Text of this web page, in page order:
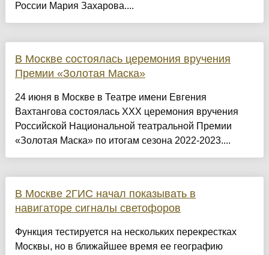
России Мария Захарова....
В Москве состоялась церемония вручения
Премии «Золотая Маска»
24 июня в Москве в Театре имени Евгения
Вахтангова состоялась XXX церемония вручения
Российской Национальной театральной Премии
«Золотая Маска» по итогам сезона 2022-2023....
В Москве 2ГИС начал показывать в
навигаторе сигналы светофоров
Функция тестируется на нескольких перекрестках
Москвы, но в ближайшее время ее географию